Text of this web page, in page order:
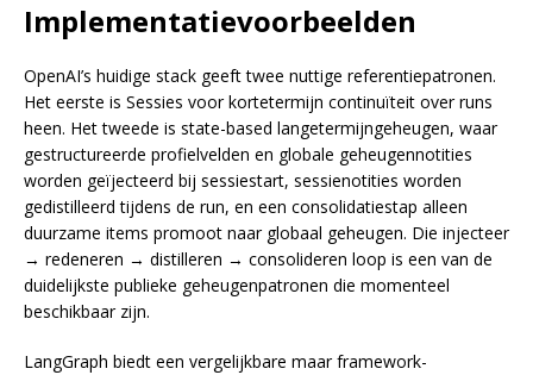
Implementatievoorbeelden
OpenAI’s huidige stack geeft twee nuttige referentiepatronen.
Het eerste is Sessies voor kortetermijn continuïteit over runs
heen. Het tweede is state-based langetermijngeheugen, waar
gestructureerde profielvelden en globale geheugennotities
worden geïjecteerd bij sessiestart, sessienotities worden
gedistilleerd tijdens de run, en een consolidatiestap alleen
duurzame items promoot naar globaal geheugen. Die injecteer
→ redeneren → distilleren → consolideren loop is een van de
duidelijkste publieke geheugenpatronen die momenteel
beschikbaar zijn.
LangGraph biedt een vergelijkbare maar framework-